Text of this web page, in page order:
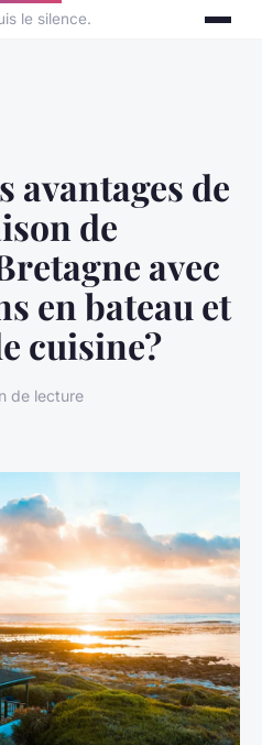
le silence.
avantages de
de
avec
en bateau et
cuisine?
de lecture